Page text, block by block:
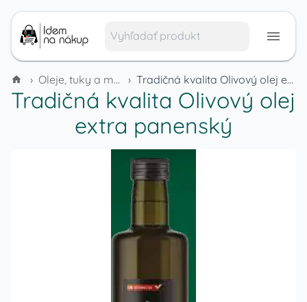
› Oleje, tuky a margaríny › Tradičná kvalita Olivový olej extra panenský
Tradičná kvalita Olivový olej
extra panenský